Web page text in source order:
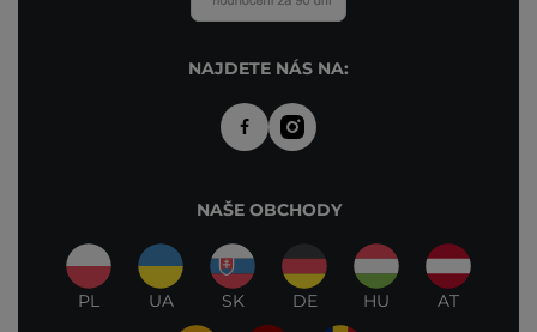
NAJDETE NÁS NA:
NAŠE OBCHODY
PL UA SK DE HU AT